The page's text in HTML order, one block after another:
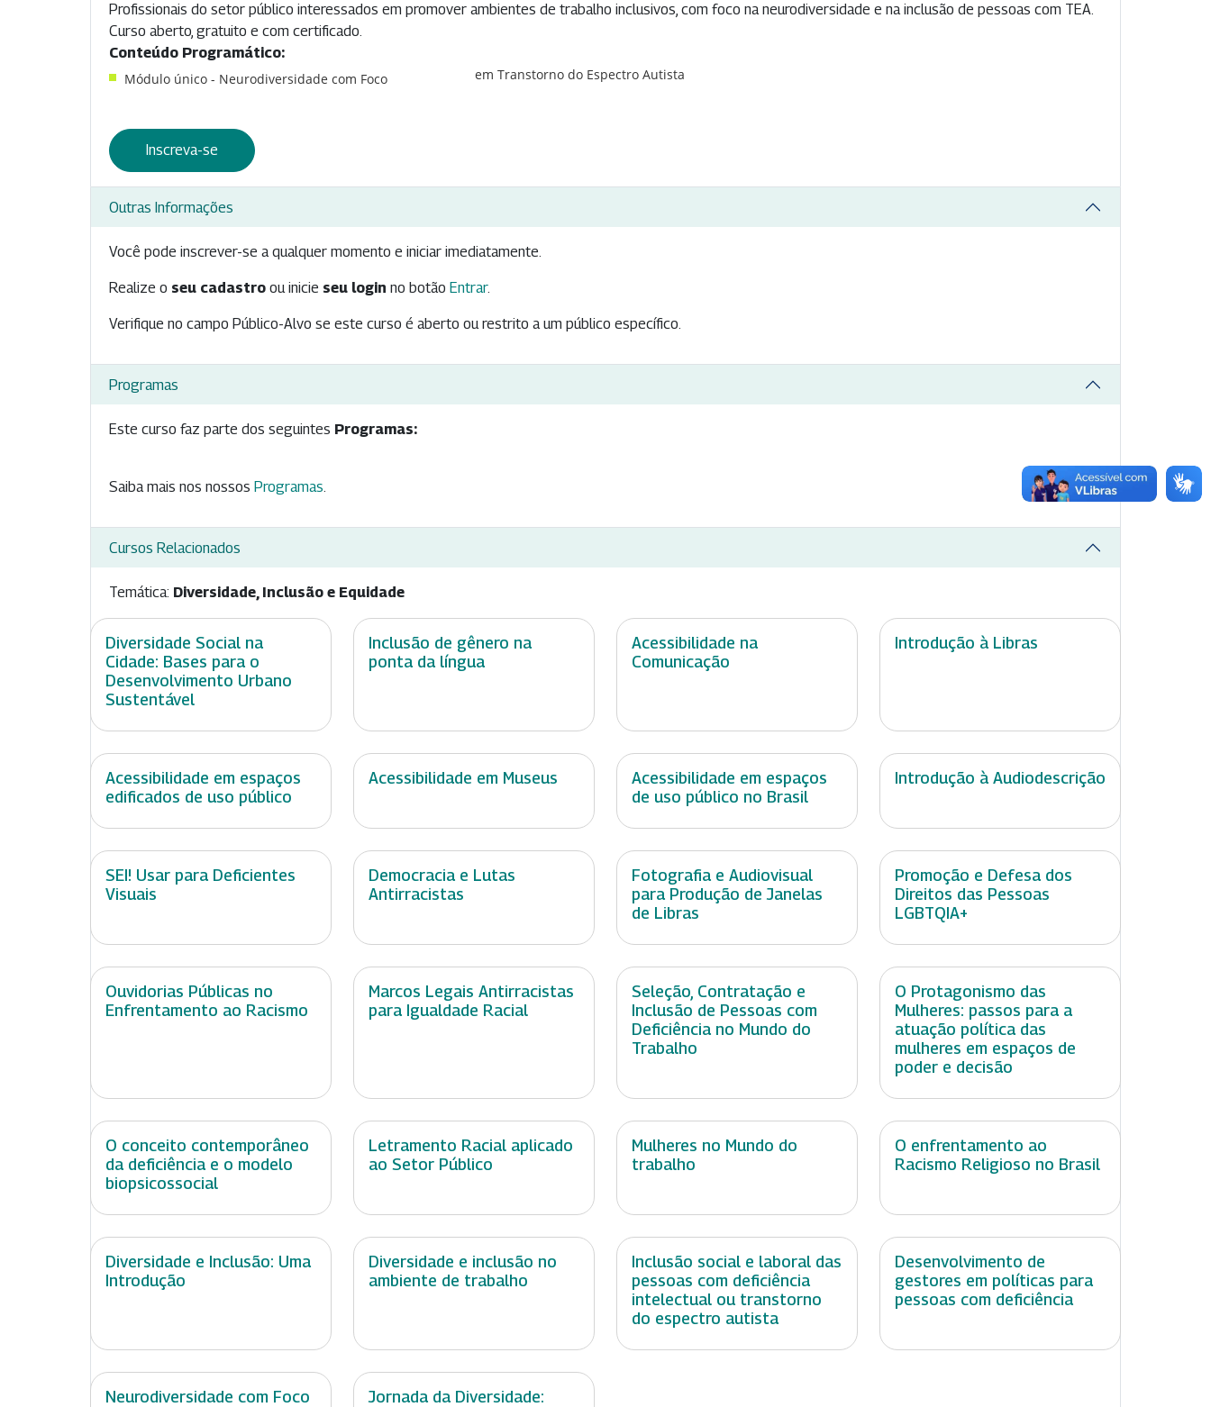
Profissionais do setor público interessados em promover ambientes de trabalho inclusivos, com foco na neurodiversidade e na inclusão de pessoas com TEA.
Curso aberto, gratuito e com certificado.
Conteúdo Programático:
Módulo único - Neurodiversidade com Foco
em Transtorno do Espectro Autista
Inscreva-se
Outras Informações
Você pode inscrever-se a qualquer momento e iniciar imediatamente.
Realize o seu cadastro ou inicie seu login no botão Entrar.
Verifique no campo Público-Alvo se este curso é aberto ou restrito a um público específico.
Programas
Este curso faz parte dos seguintes Programas:
Saiba mais nos nossos Programas.
Cursos Relacionados
Temática: Diversidade, Inclusão e Equidade
Diversidade Social na
Cidade: Bases para o
Desenvolvimento Urbano
Sustentável
Inclusão de gênero na
ponta da língua
Acessibilidade na
Comunicação
Introdução à Libras
Acessibilidade em espaços
edificados de uso público
Acessibilidade em Museus
Acessibilidade em espaços
de uso público no Brasil
Introdução à Audiodescrição
SEI! Usar para Deficientes
Visuais
Democracia e Lutas
Antirracistas
Fotografia e Audiovisual
para Produção de Janelas
de Libras
Promoção e Defesa dos
Direitos das Pessoas
LGBTQIA+
Ouvidorias Públicas no
Enfrentamento ao Racismo
Marcos Legais Antirracistas
para Igualdade Racial
Seleção, Contratação e
Inclusão de Pessoas com
Deficiência no Mundo do
Trabalho
O Protagonismo das
Mulheres: passos para a
atuação política das
mulheres em espaços de
poder e decisão
O conceito contemporâneo
da deficiência e o modelo
biopsicossocial
Letramento Racial aplicado
ao Setor Público
Mulheres no Mundo do
trabalho
O enfrentamento ao
Racismo Religioso no Brasil
Diversidade e Inclusão: Uma
Introdução
Diversidade e inclusão no
ambiente de trabalho
Inclusão social e laboral das
pessoas com deficiência
intelectual ou transtorno
do espectro autista
Desenvolvimento de
gestores em políticas para
pessoas com deficiência
Neurodiversidade com Foco
Jornada da Diversidade: